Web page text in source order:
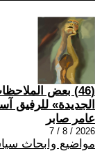
(46) بعض
الجديدة» للرفيق
عامر صابر
2026 / 8 / 7
مواضيع وابحاث